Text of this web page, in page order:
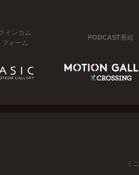
インカム
ォーム
PODCAST番組
ミ